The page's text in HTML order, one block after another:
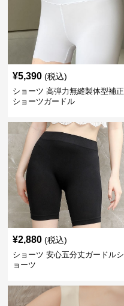
¥5,390 (税込)
ショーツ 高弾力無縫製体型補正
ショーツガードル
¥2,880 (税込)
ショーツ 安心五分丈ガードルシ
ョーツ